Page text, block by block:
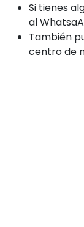
Si tienes
al
También
centro de